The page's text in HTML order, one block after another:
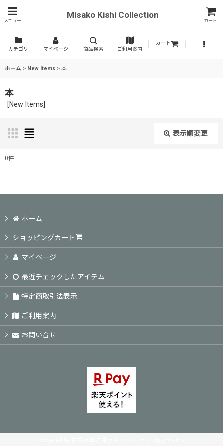
メニュー
Misako Kishi Collection
カート
カテゴリ マイページ 商品検索 ご利用案内
カート
ホーム > New Items > 本
本
[New Items
表示順変更
0件
ホーム
ショッピングカート
マイページ
最近チェックしたアイテム
特定商取引法表示
ご利用案内
お問い合せ